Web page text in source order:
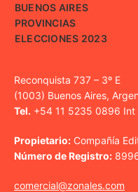
BUENOS AIRES
PROVINCIAS
ELECCIONES 2023
Reconquista 737 – 3º E
(1003) Buenos Aires,
Tel. +54 11 5235 0896 Int
Propietario: Compañía
Número de Registro:
comercial@zonales.com